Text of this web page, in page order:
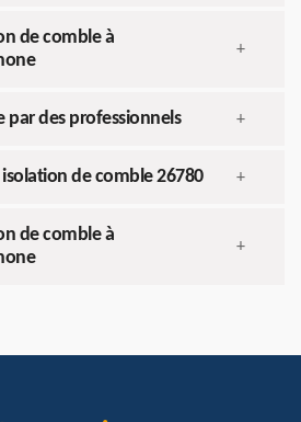
de comble à
+
par des professionnels +
de comble 26780 +
de comble à
+